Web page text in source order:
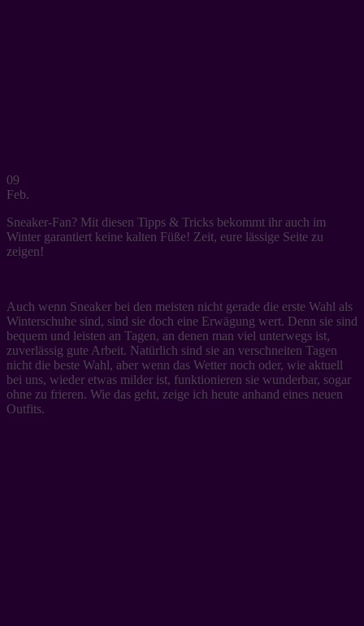
09
Feb.
Sneaker-Fan? Mit diesen Tipps & Tricks bekommt ihr auch im
Winter garantiert keine kalten Füße! Zeit, eure lässige Seite zu
zeigen!
Auch wenn Sneaker bei den meisten nicht gerade die erste Wahl als
Winterschuhe sind, sind sie doch eine Erwägung wert. Denn sie sind
bequem und leisten an Tagen, an denen man viel unterwegs ist,
zuverlässig gute Arbeit. Natürlich sind sie an verschneiten Tagen
nicht die beste Wahl, aber wenn das Wetter noch oder, wie aktuell
bei uns, wieder etwas milder ist, funktionieren sie wunderbar, sogar
ohne zu frieren. Wie das geht, zeige ich heute anhand eines neuen
Outfits.